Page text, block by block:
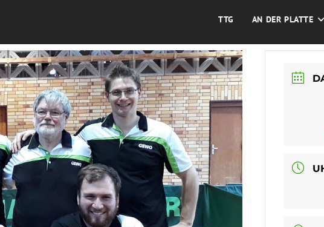
TTG AN DER PLATTE